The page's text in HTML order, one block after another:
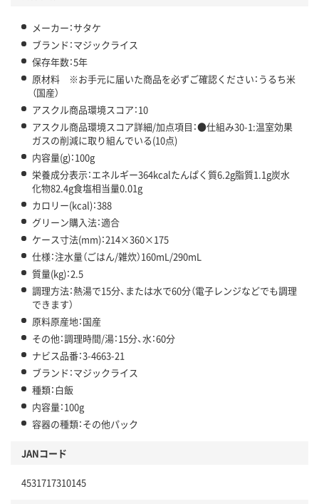
メーカー：サタケ
ブランド：マジックライス
保存年数：5年
原材料 ※お手元に届いた商品を必ずご確認ください：うるち米
（国産）
アスクル商品環境スコア：10
アスクル商品環境スコア詳細/加点項目：●仕組み30-1:温室効果
ガスの削減に取り組んでいる(10点)
内容量(g)：100g
栄養成分表示：エネルギー364kcalたんぱく質6.2g脂質1.1g炭水
化物82.4g食塩相当量0.01g
カロリー(kcal)：388
グリーン購入法：適合
ケース寸法(mm)：214×360×175
仕様：注水量（ごはん/雑炊）160mL/290mL
質量(kg)：2.5
調理方法：熱湯で15分、または水で60分（電子レンジなどでも調理
できます）
原料原産地：国産
その他：調理時間/湯：15分、水：60分
ナビス品番：3-4663-21
ブランド：マジックライス
種類：白飯
内容量：100g
容器の種類：その他パック
JANコード
4531717310145